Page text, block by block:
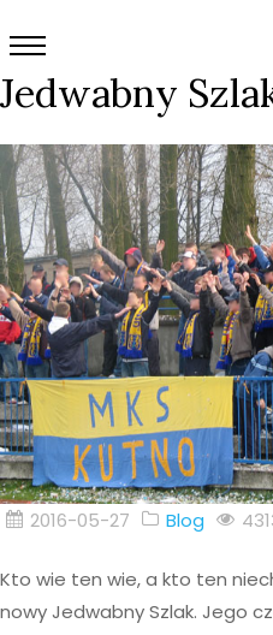
Jedwabny
2016-05-27 Blog
Kto wie ten wie, a kto ten
nowy Jedwabny Szlak. Jego